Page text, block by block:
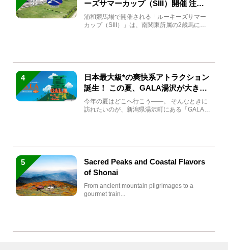
ーズサマーカップ（SIII）開催 注目
馬と見どころをチェック
浦和競馬場で開催される「ルーキーズサマー
カップ（SIII）」は、南関東所属の2歳馬によ
4
日本最大級*の爽快系アトラクション
誕生！ この夏、GALA湯沢が大きく
生まれ変わる
今年の夏はどこへ行こう――。 そんなときに
訪れたいのが、新潟県湯沢町にある「GALA湯
5
Sacred Peaks and Coastal Flavors
of Shonai
From ancient mountain pilgrimages to a
gourmet train...